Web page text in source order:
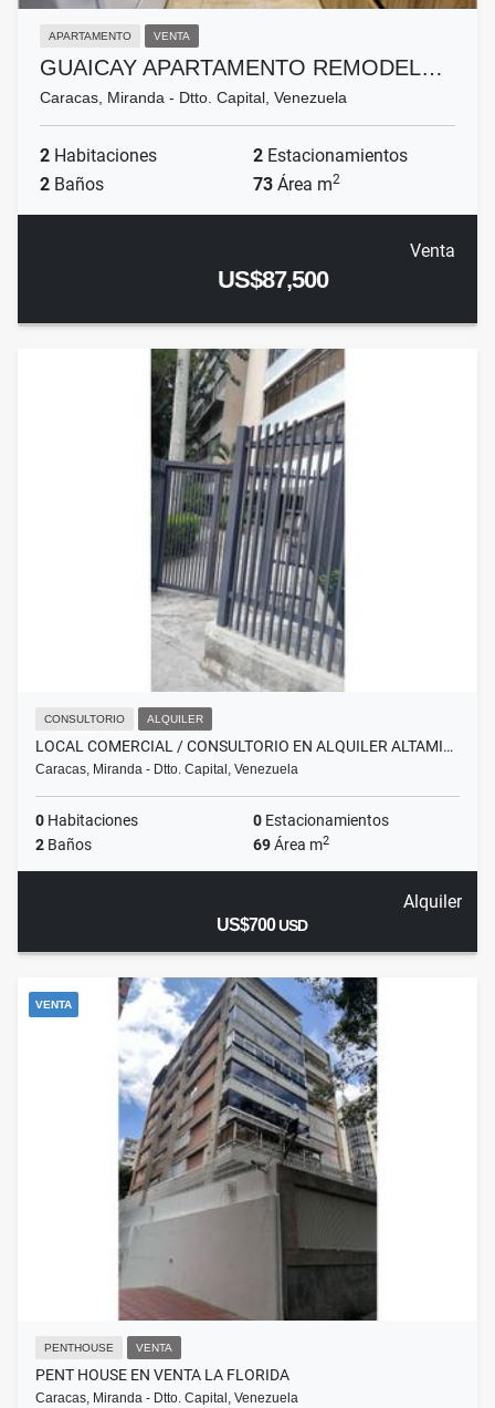
APARTAMENTO VENTA
GUAICAY APARTAMENTO REMODEL…
Caracas, Miranda - Dtto. Capital, Venezuela
2 Habitaciones 2 Estacionamientos
2 Baños 73 Área m2
Venta
US$87,500
CONSULTORIO ALQUILER
LOCAL COMERCIAL / CONSULTORIO EN ALQUILER ALTAMI…
Caracas, Miranda - Dtto. Capital, Venezuela
0 Habitaciones 0 Estacionamientos
2 Baños 69Área m2
Alquiler
US$700USD
VENTA
PENTHOUSE VENTA
PENT HOUSE EN VENTA LA FLORIDA
Caracas, Miranda - Dtto. Capital, Venezuela